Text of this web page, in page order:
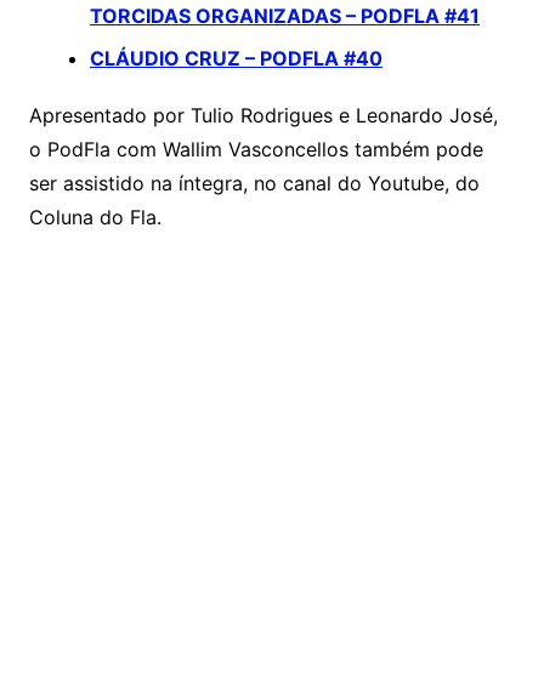
TORCIDAS ORGANIZADAS – PODFLA #41
CLÁUDIO CRUZ – PODFLA #40
Apresentado por Tulio Rodrigues e Leonardo José,
o PodFla com Wallim Vasconcellos também pode
ser assistido na íntegra, no canal do Youtube, do
Coluna do Fla.